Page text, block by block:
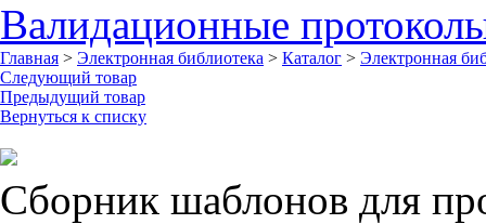
Валидационные
Главная > Электронная библиотека > Каталог > Электронная
Следующий товар
Предыдущий товар
Вернуться к списку
Сборник шаблонов для